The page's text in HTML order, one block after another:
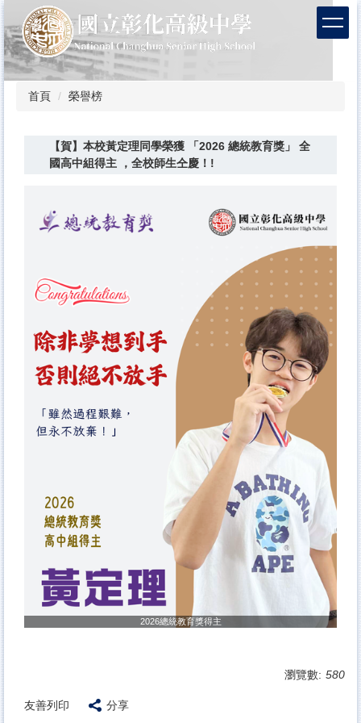
到
主
要
內
首頁 榮譽榜
【賀】本校黃定理同學榮獲 「2026 總統教育獎」 全
國高中組得主 ，全校師生仝慶！!
2026總統教育獎得主
瀏覽數: 580
友善列印 分享